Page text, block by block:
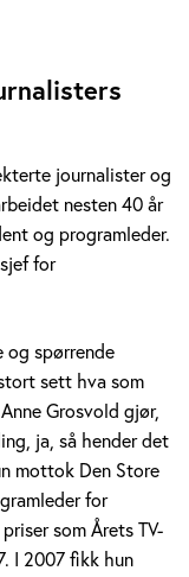
journalister og
nesten 40 år
og programleder.
for
og spørrende
sett hva som
Grosvold gjør,
ja, så hender det
mottok Den Store
for
som Årets TV-
I 2007 fikk hun